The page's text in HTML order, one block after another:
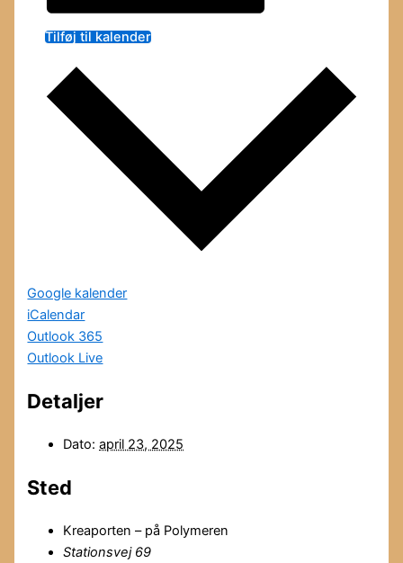
Tilføj til kalender
Google kalender
iCalendar
Outlook 365
Outlook Live
Detaljer
Dato: april 23, 2025
Sted
Kreaporten – på Polymeren
Stationsvej 69